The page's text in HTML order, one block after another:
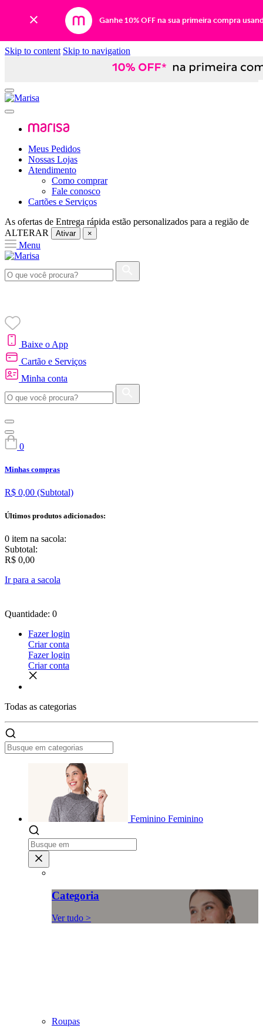
Ganhe 10% OFF na sua primeira compra
Skip to content Skip to navigation
Meus Pedidos
Nossas Lojas
Atendimento
Como comprar
Fale conosco
Cartões e Serviços
As ofertas de Entrega rápida estão personalizados para a região de
ALTERAR
Ativar ×
Menu
Baixe o App
Cartão e Serviços
Minha conta
0
Minhas compras
R$ 0,00 (Subtotal)
Últimos produtos adicionados:
0 item na sacola:
Subtotal:
R$ 0,00
Ir para a sacola
Quantidade: 0
Fazer login
Criar conta
Fazer login
Criar conta
Todas as categorias
Feminino Feminino
Categoria
Ver tudo >
Roupas